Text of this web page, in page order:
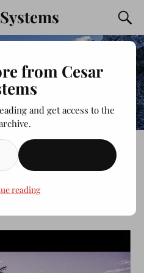
from Cesar
and get access to the
reading